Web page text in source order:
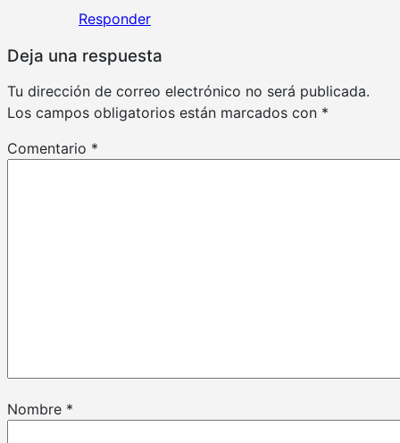
Responder
Deja una respuesta
Tu dirección de correo electrónico no será publicada.
Los campos obligatorios están marcados con *
Comentario *
Nombre *